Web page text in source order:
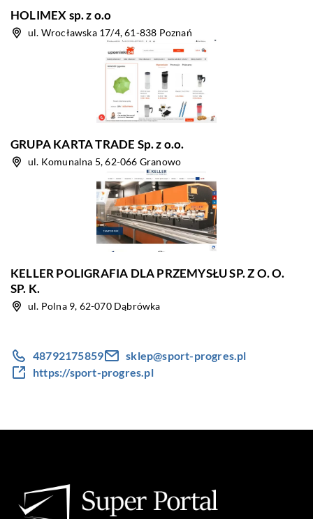
HOLIMEX sp. z o.o
ul. Wrocławska 17/4, 61-838 Poznań
GRUPA KARTA TRADE Sp. z o.o.
ul. Komunalna 5, 62-066 Granowo
KELLER POLIGRAFIA DLA PRZEMYSŁU SP. Z O. O.
SP. K.
ul. Polna 9, 62-070 Dąbrówka
48792175859
sklep@sport-progres.pl
https://sport-progres.pl